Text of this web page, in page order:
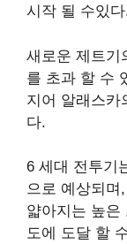
시작 될 수있
새로운 제트기
를 초과 할 수
지어 알래스카
다.
6 세대 전투기
으로 예상되며
얇아지는 높은
도에 도달 할